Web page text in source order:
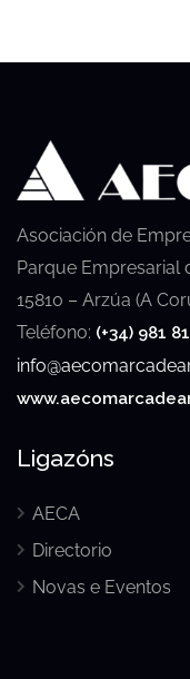
Asociación de
Parque Empresarial
15810 – Arzúa (A
Teléfono: (+34) 981
Ligazóns
AECA
Directorio
Novas e Eventos